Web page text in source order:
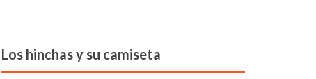
Los hinchas y su camiseta